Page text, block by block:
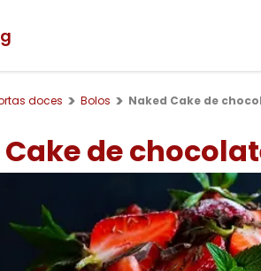
doces Bolos Naked Cake de
Cake de